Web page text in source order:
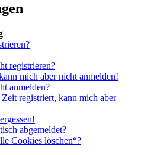
registrieren?
mich aber nicht anmelden!
anmelden?
registriert, kann mich aber
abgemeldet?
Cookies löschen“?